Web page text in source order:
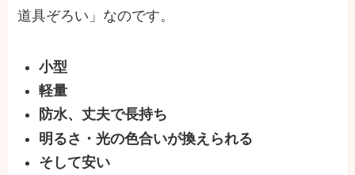
道具ぞろい」なのです。
小型
軽量
防水、丈夫で長持ち
明るさ・光の色合いが換えられる
そして安い